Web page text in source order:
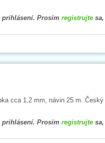
prihlásení. Prosím registrujtesa,
cca 1,2 mm, návin 25 m. Český
prihlásení. Prosím registrujtesa,